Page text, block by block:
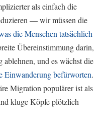
als einfach die
— wir müssen die
die Menschen tatsächlich
Übereinstimmung darin,
und es wächst die
Einwanderung befürworten.
Migration populärer ist als
kluge Köpfe plötzlich